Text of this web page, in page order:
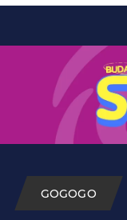
GOGOGO